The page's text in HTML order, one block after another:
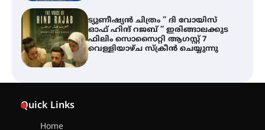
തിരനോട്ടം ‘അരങ്ങ് 2026’ ഉണർന്നു
Quick Links
Home